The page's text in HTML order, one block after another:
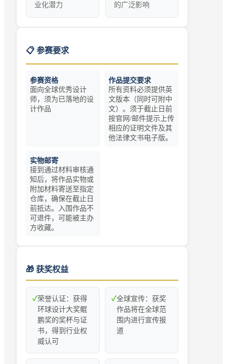
业化潜力
的广泛影响
📋 参赛要求
参赛资格
面向全球优秀设计
师，须为已落地的设
计作品
作品提交要求
所有资料必须提供英
文版本（同时可附中
文）。须于截止日前
按官网/邮件提示上传
相应的证明文件及其
他法律文书电子版。
实物邮寄
接到通过材料审核通
知后，将作品实物或
附加材料寄送至指定
仓库，确保在截止日
前抵达。入围作品不
可退件，可能被主办
方收藏。
🎁 获奖权益
✓荣誉认证：获得
环球设计大奖鲲
鹏奖的奖杯与证
书，得到行业权
威认可
✓全球宣传：获奖
作品将在全球范
围内进行宣传报
道